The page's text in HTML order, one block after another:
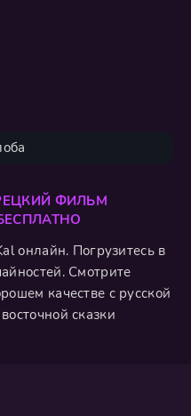
ФИЛЬМ
онлайн. Погрузитесь в
Смотрите
качестве с русской
сказки